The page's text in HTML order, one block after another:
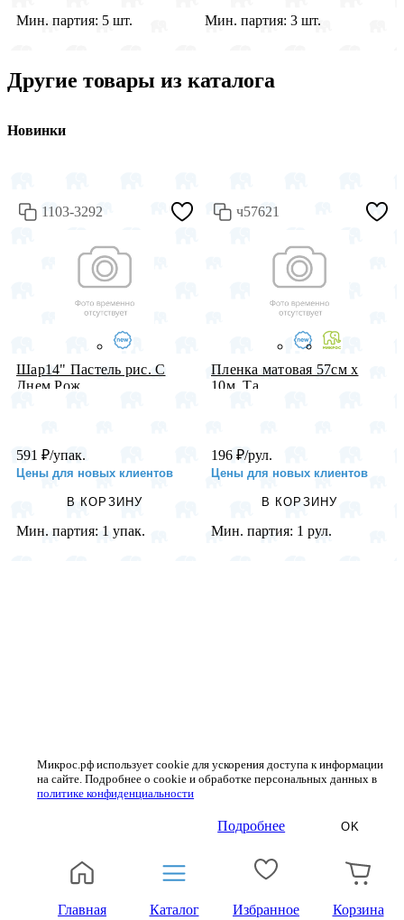
Мин. партия: 5 шт. Мин. партия: 3 шт.
Другие товары из каталога
Новинки
1103-3292
Шар14" Пастель рис. С
Днем Рож...
591 ₽/упак.
Цены для новых клиентов
В КОРЗИНУ
Мин. партия: 1 упак.
ч57621
Пленка матовая 57см х
10м, Та...
196 ₽/рул.
Цены для новых клиентов
В КОРЗИНУ
Мин. партия: 1 рул.
Микрос.рф использует cookie для ускорения доступа к информации
на сайте. Подробнее о cookie и обработке персональных данных в
политике конфиденциальности
Подробнее OK
Главная Каталог Избранное Корзина